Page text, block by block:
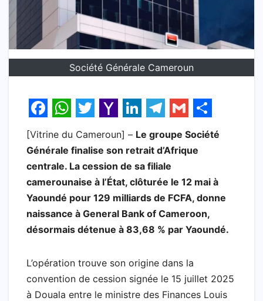
Société Générale Cameroun
F
a
c
e
b
o
o
k
W
h
a
t
s
A
p
p
T
w
i
t
t
e
r
Y
a
h
o
o
M
a
i
l
L
i
n
k
e
d
I
n
T
e
l
e
g
r
a
m
G
m
a
i
l
S
h
r
e
[Vitrine du Cameroun] – Le groupe Société
Générale finalise son retrait d’Afrique
centrale. La cession de sa filiale
camerounaise à l’État, clôturée le 12 mai à
Yaoundé pour 129 milliards de FCFA, donne
naissance à General Bank of Cameroon,
désormais détenue à 83,68 % par Yaoundé.
L’opération trouve son origine dans la
convention de cession signée le 15 juillet 2025
à Douala entre le ministre des Finances Louis